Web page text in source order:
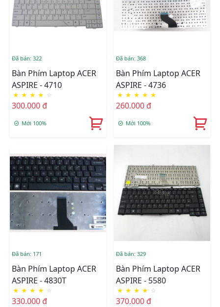
Đã bán: 322
Bàn Phím Laptop ACER
ASPIRE - 4710
★ ★ ★ ★ ☆
300.000 đ
Mới 100%
Đã bán: 368
Bàn Phím Laptop ACER
ASPIRE - 4736
★ ★ ★ ★ ★
260.000 đ
Mới 100%
Đã bán: 171
Bàn Phím Laptop ACER
ASPIRE - 4830T
★ ★ ★ ★ ☆
330.000 đ
Đã bán: 329
Bàn Phím Laptop ACER
ASPIRE - 5580
★ ★ ★ ★ ☆
370.000 đ